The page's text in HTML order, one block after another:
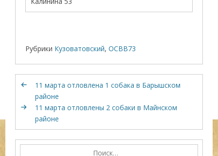
Рубрики Кузоватовский,ОСВВ73
11 марта отловлена 1 собака в Барышском
районе
11 марта отловлены 2 собаки в Майнском
районе